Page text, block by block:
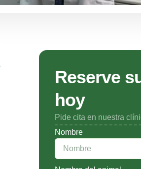
Reserve
hoy
Pide cita en nuestra
Nombre